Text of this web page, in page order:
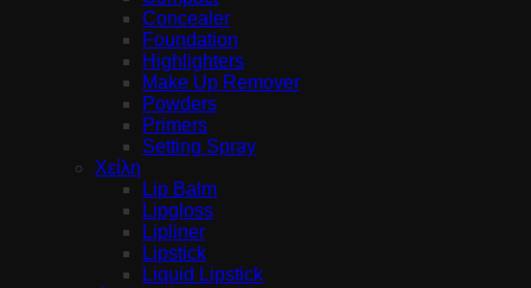
Concealer
Foundation
Highlighters
Make Up Remover
Powders
Primers
Setting Spray
Χείλη
Lip Balm
Lipgloss
Lipliner
Lipstick
Liquid Lipstick